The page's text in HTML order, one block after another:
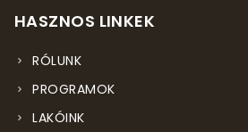
HASZNOS LINKEK
RÓLUNK
PROGRAMOK
LAKÓINK